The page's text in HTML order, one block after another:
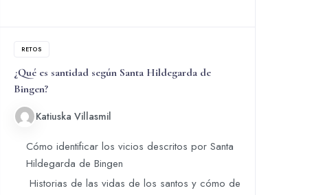
RETOS
¿Qué es santidad según Santa Hildegarda de
Bingen?
Katiuska Villasmil
Cómo identificar los vicios descritos por Santa
Hildegarda de Bingen
Historias de las vidas de los santos y cómo de